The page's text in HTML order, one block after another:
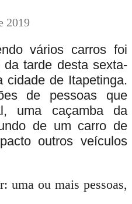
2019
vários carros foi
tarde desta sexta-
cidade de Itapetinga.
de pessoas que
uma caçamba da
de um carro de
outros veículos